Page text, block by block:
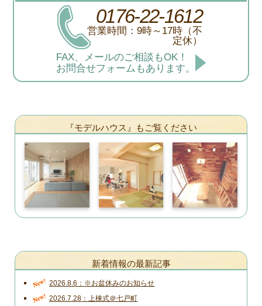
0176-22-1612
営業時間：9時～17時（不
定休）
FAX、メールのご相談もOK！
お問合せフォームもあります。
『モデルハウス』もご覧ください
新着情報の最新記事
New! 2026.8.6 ※お盆休みのお知らせ
New! 2026.7.28 上棟式＠七戸町